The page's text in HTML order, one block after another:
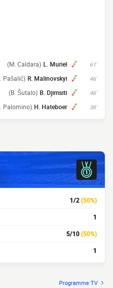
61'
L. Muriel
(M. Caldara)
46'
R. Malinovskyi
Pašalić)
46'
B. Djimsiti
(B. Šutalo)
36'
H. Hateboer
Palomino)
1/2(50%)
1
5/10(50%)
1
Programme TV